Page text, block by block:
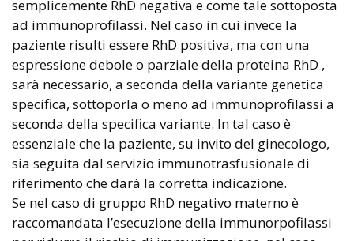
semplicemente RhD negativa e come tale sottoposta
ad immunoprofilassi. Nel caso in cui invece la
paziente risulti essere RhD positiva, ma con una
espressione debole o parziale della proteina RhD ,
sarà necessario, a seconda della variante genetica
specifica, sottoporla o meno ad immunoprofilassi a
seconda della specifica variante. In tal caso è
essenziale che la paziente, su invito del ginecologo,
sia seguita dal servizio immunotrasfusionale di
riferimento che darà la corretta indicazione.
Se nel caso di gruppo RhD negativo materno è
raccomandata l’esecuzione della immunorpofilassi